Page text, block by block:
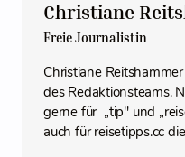
Christiane
Freie Journalistin
Christiane
des Redaktionsteams.
gerne für „tip" und
auch für reisetipps.cc